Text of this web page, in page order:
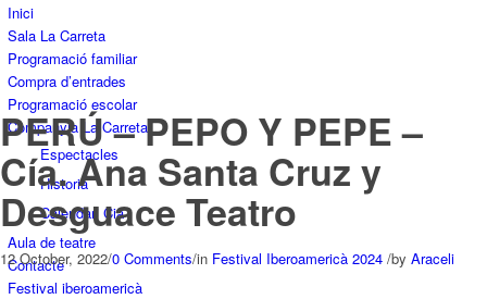
Inici
Sala La Carreta
Programació familiar
Compra d’entrades
Programació escolar
Companyia La Carreta
Espectacles
Historia
Calendari Cia
Aula de teatre
Contacte
Festival iberoamericà
PERÚ – PEPO Y PEPE –
Cía. Ana Santa Cruz y
Desguace Teatro
12 October, 2022/0 Comments/in Festival Iberoamericà 2024 /by Araceli